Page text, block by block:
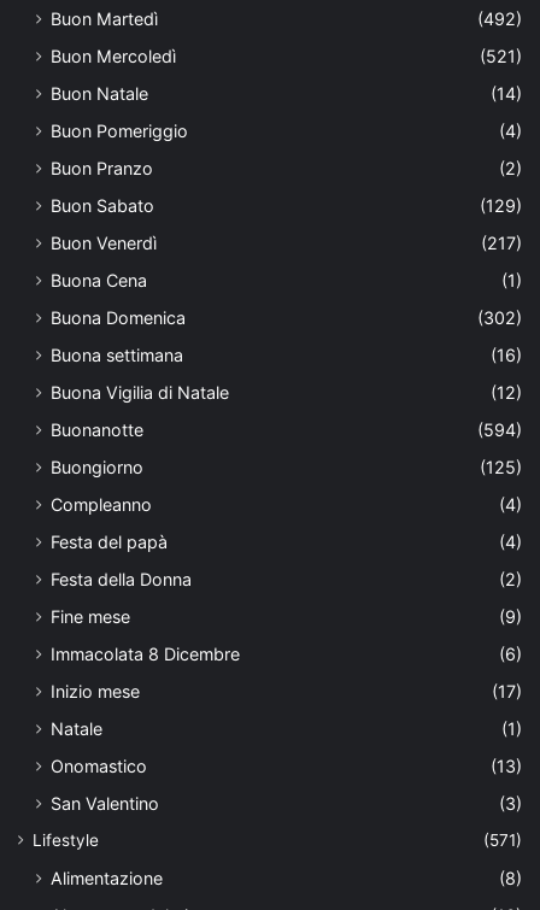
Buon Martedì
(492)
Buon Mercoledì
(521)
Buon Natale
(14)
Buon Pomeriggio
(4)
Buon Pranzo
(2)
Buon Sabato
(129)
Buon Venerdì
(217)
Buona Cena
(1)
Buona Domenica
(302)
Buona settimana
(16)
Buona Vigilia di Natale
(12)
Buonanotte
(594)
Buongiorno
(125)
Compleanno
(4)
Festa del papà
(4)
Festa della Donna
(2)
Fine mese
(9)
Immacolata 8 Dicembre
(6)
Inizio mese
(17)
Natale
(1)
Onomastico
(13)
San Valentino
(3)
Lifestyle (571)
Alimentazione
(8)